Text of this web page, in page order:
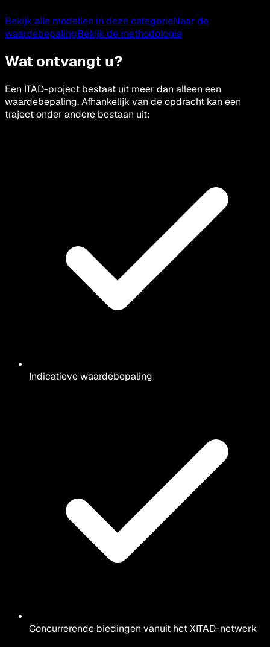
Bekijk alle modellen in deze categorieNaar de
waardebepalingBekijk de methodologie
Wat ontvangt u?
Een ITAD-project bestaat uit meer dan alleen een
waardebepaling. Afhankelijk van de opdracht kan een
traject onder andere bestaan uit:
Indicatieve waardebepaling
Concurrerende biedingen vanuit het XITAD-netwerk